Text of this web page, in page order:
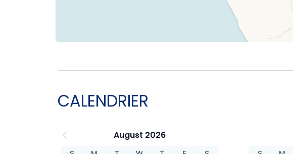
CALENDRIER
August 2026